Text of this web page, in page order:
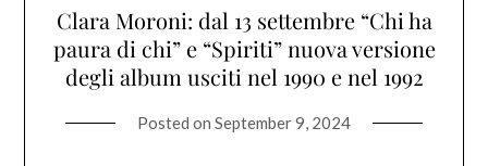
Clara Moroni: dal 13 settembre “Chi ha
paura di chi” e “Spiriti” nuova versione
degli album usciti nel 1990 e nel 1992
Posted on September 9, 2024